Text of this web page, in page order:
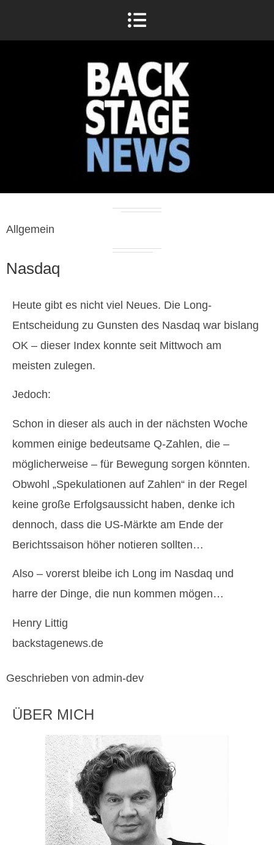
Allgemein
Nasdaq
Heute gibt es nicht viel Neues. Die Long-
Entscheidung zu Gunsten des Nasdaq war bislang
OK – dieser Index konnte seit Mittwoch am
meisten zulegen.
Jedoch:
Schon in dieser als auch in der nächsten Woche
kommen einige bedeutsame Q-Zahlen, die –
möglicherweise – für Bewegung sorgen könnten.
Obwohl „Spekulationen auf Zahlen“ in der Regel
keine große Erfolgsaussicht haben, denke ich
dennoch, dass die US-Märkte am Ende der
Berichtssaison höher notieren sollten…
Also – vorerst bleibe ich Long im Nasdaq und
harre der Dinge, die nun kommen mögen…
Henry Littig
backstagenews.de
Geschrieben von admin-dev
ÜBER MICH